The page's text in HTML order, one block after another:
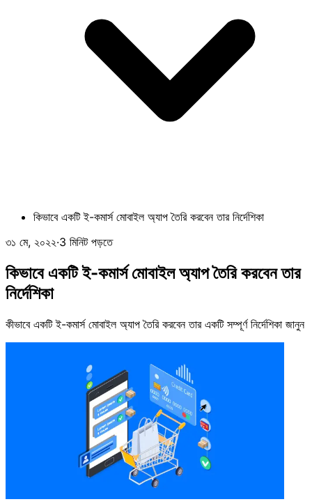
কিভাবে একটি ই-কমার্স মোবাইল অ্যাপ তৈরি করবেন তার নির্দেশিকা
৩১ মে, ২০২২·3 মিনিট পড়তে
কিভাবে একটি ই-কমার্স মোবাইল অ্যাপ তৈরি করবেন তার
নির্দেশিকা
কীভাবে একটি ই-কমার্স মোবাইল অ্যাপ তৈরি করবেন তার একটি সম্পূর্ণ নির্দেশিকা জানুন